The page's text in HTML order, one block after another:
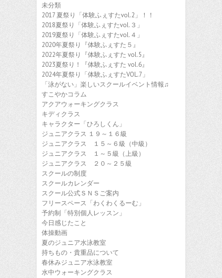
未分類
2017 夏祭り「体験ふぇすたvol.2」！！
2018夏祭り「体験ふぇすたvol.３」
2019夏祭り「体験ふぇすたvol.４」
2020年夏祭り『体験ふぇすた５』
2022年夏祭り『体験ふぇすた vol.5』
2023夏祭り！『体験ふぇすた vol.6』
2024年夏祭り「体験ふぇすたVOL.7」
「泳がない」楽しいスクールイベント情報♫
すこやかコラム
アクアウォーキングクラス
キディクラス
キャラクター「ひろしくん」
ジュニアクラス １９～１６級
ジュニアクラス １５～６級（中級）
ジュニアクラス １～５級（上級）
ジュニアクラス ２０～２５級
スクールの制度
スクールカレンダー
スクール公式ＳＮＳご案内
フリースペース「わくわくるーむ」
予約制「特別個人レッスン」
今日感じたこと
体操動画
夏のジュニア水泳教室
持ちもの・貴重品について
春休みジュニア水泳教室
水中ウォーキングクラス